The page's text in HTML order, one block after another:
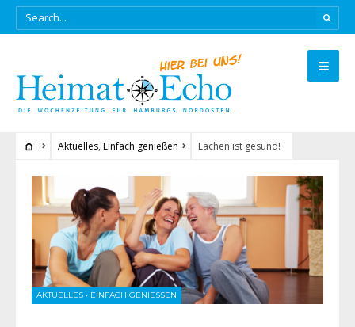
Aktuelles, Einfach genießen Lachen ist gesund!
AKTUELLES • EINFACH GENIESSEN